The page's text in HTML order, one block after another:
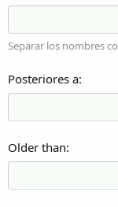
Separar los nombres
Posteriores a
Older than